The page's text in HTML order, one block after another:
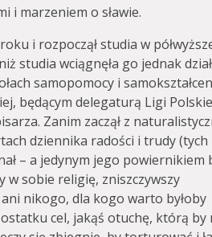
i marzeniem o sławie.
i rozpoczął studia w
studia wciągnęła go jednak
samopomocy i
będącym delegaturą Ligi
Zanim zaczął z
dziennika radości i trudy (tych
– a jedynym jego powiernikiem
w sobie religię, zniszczywszy
nikogo, dla kogo warto byłoby
cel, jakąś otuchę, którą by